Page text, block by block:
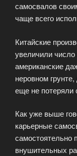
самосвалов
чаще всего
Китайские
увеличили
американские
неровном
еще не потеряли
Как уже выше
карьерные
самостоятельно
внушительных